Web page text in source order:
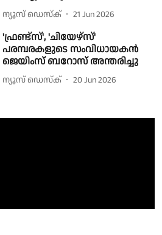
ന്യൂസ് ഡെസ്ക് 21 Jun 2026
'ഫ്രണ്ട്സ്', 'ചിയേഴ്സ്'
പരമ്പരകളുടെ സംവിധായകൻ
ജെയിംസ് ബറോസ് അന്തരിച്ചു
ന്യൂസ് ഡെസ്ക് 20 Jun 2026